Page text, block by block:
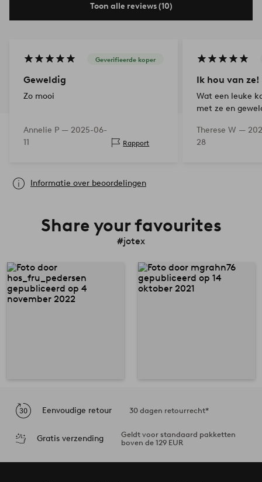
Toon alle reviews (10)
Geverifieerde koper
Geweldig
Zo mooi
Annelie P — 2025-06-
11
Rapport
Ik hou van ze!
Wat een leuke
met ze en
bang hoeft te
want ze zijn
Therese W —
28
Informatie over beoordelingen
Share your favourites
#jotex
Eenvoudige retour 30 dagen retourrecht*
Gratis verzending
Geldt voor standaard pakketten
boven de 129 EUR